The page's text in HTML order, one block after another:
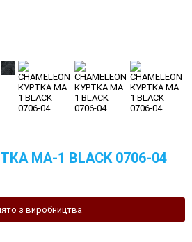
MA-1 BLACK 0706-04
з виробництва